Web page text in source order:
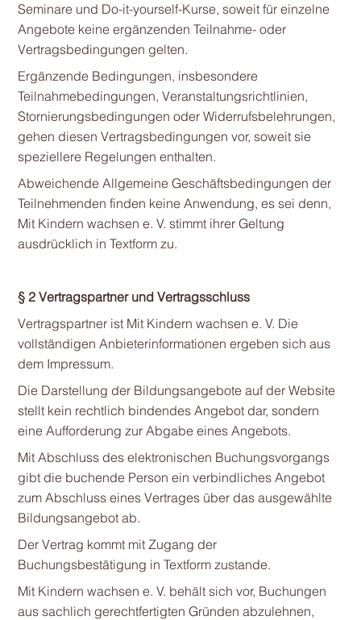
Seminare und Do-it-yourself-Kurse, soweit für einzelne
Angebote keine ergänzenden Teilnahme- oder
Vertragsbedingungen gelten.
Ergänzende Bedingungen, insbesondere
Teilnahmebedingungen, Veranstaltungsrichtlinien,
Stornierungsbedingungen oder Widerrufsbelehrungen,
gehen diesen Vertragsbedingungen vor, soweit sie
speziellere Regelungen enthalten.
Abweichende Allgemeine Geschäftsbedingungen der
Teilnehmenden finden keine Anwendung, es sei denn,
Mit Kindern wachsen e. V. stimmt ihrer Geltung
ausdrücklich in Textform zu.
§ 2 Vertragspartner und Vertragsschluss
Vertragspartner ist Mit Kindern wachsen e. V. Die
vollständigen Anbieterinformationen ergeben sich aus
dem Impressum.
Die Darstellung der Bildungsangebote auf der Website
stellt kein rechtlich bindendes Angebot dar, sondern
eine Aufforderung zur Abgabe eines Angebots.
Mit Abschluss des elektronischen Buchungsvorgangs
gibt die buchende Person ein verbindliches Angebot
zum Abschluss eines Vertrages über das ausgewählte
Bildungsangebot ab.
Der Vertrag kommt mit Zugang der
Buchungsbestätigung in Textform zustande.
Mit Kindern wachsen e. V. behält sich vor, Buchungen
aus sachlich gerechtfertigten Gründen abzulehnen,